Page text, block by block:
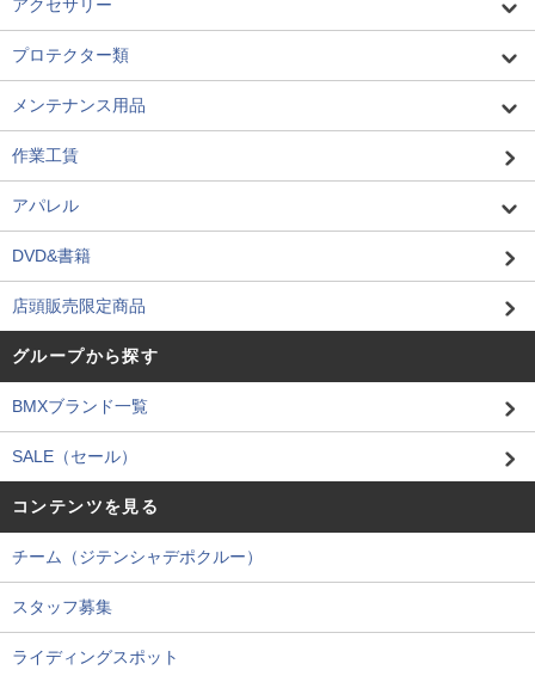
アクセサリー
プロテクター類
メンテナンス用品
作業工賃
アパレル
DVD&書籍
店頭販売限定商品
グループから探す
BMXブランド一覧
SALE（セール）
コンテンツを見る
チーム（ジテンシャデポクルー）
スタッフ募集
ライディングスポット